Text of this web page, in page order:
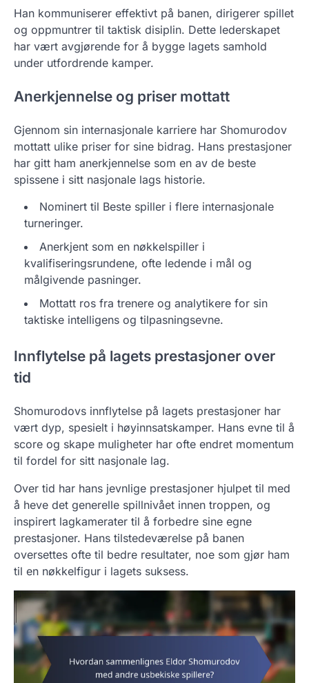
Han kommuniserer effektivt på banen, dirigerer spillet
og oppmuntrer til taktisk disiplin. Dette lederskapet
har vært avgjørende for å bygge lagets samhold
under utfordrende kamper.
Anerkjennelse og priser mottatt
Gjennom sin internasjonale karriere har Shomurodov
mottatt ulike priser for sine bidrag. Hans prestasjoner
har gitt ham anerkjennelse som en av de beste
spissene i sitt nasjonale lags historie.
Nominert til Beste spiller i flere internasjonale
turneringer.
Anerkjent som en nøkkelspiller i
kvalifiseringsrundene, ofte ledende i mål og
målgivende pasninger.
Mottatt ros fra trenere og analytikere for sin
taktiske intelligens og tilpasningsevne.
Innflytelse på lagets prestasjoner over
tid
Shomurodovs innflytelse på lagets prestasjoner har
vært dyp, spesielt i høyinnsatskamper. Hans evne til å
score og skape muligheter har ofte endret momentum
til fordel for sitt nasjonale lag.
Over tid har hans jevnlige prestasjoner hjulpet til med
å heve det generelle spillnivået innen troppen, og
inspirert lagkamerater til å forbedre sine egne
prestasjoner. Hans tilstedeværelse på banen
oversettes ofte til bedre resultater, noe som gjør ham
til en nøkkelfigur i lagets suksess.